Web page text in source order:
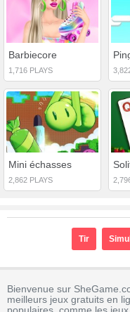
Barbiecore
1,716 PLAYS
Mini échasses
2,862 PLAYS
Tir
Bienvenue sur
meilleurs jeux gratuits en